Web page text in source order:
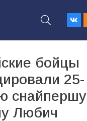
бойцы
25-
Любич